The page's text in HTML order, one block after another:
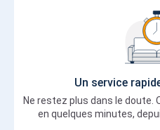
Un service
Ne restez plus dans le doute.
en quelques minutes,